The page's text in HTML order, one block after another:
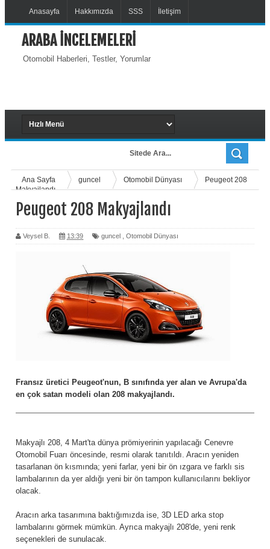
Anasayfa Hakkımızda SSS İletişim
ARABA İNCELEMELERİ
Otomobil Haberleri, Testler, Yorumlar
Ana Sayfa guncel Otomobil Dünyası
Peugeot 208
Makyajlandı
Peugeot 208 Makyajlandı
Veysel B. 13:39 guncel Otomobil Dünyası
Fransız üretici Peugeot'nun, B sınıfında yer alan ve Avrupa'da
en çok satan modeli olan 208 makyajlandı.
Makyajlı 208, 4 Mart'ta dünya prömiyerinin yapılacağı Cenevre
Otomobil Fuarı öncesinde, resmi olarak tanıtıldı. Aracın yeniden
tasarlanan ön kısmında; yeni farlar, yeni bir ön ızgara ve farklı sis
lambalarının da yer aldığı yeni bir ön tampon kullanıcılarını bekliyor
olacak.
Aracın arka tasarımına baktığımızda ise, 3D LED arka stop
lambalarını görmek mümkün. Ayrıca makyajlı 208'de, yeni renk
seçenekleri de sunulacak.